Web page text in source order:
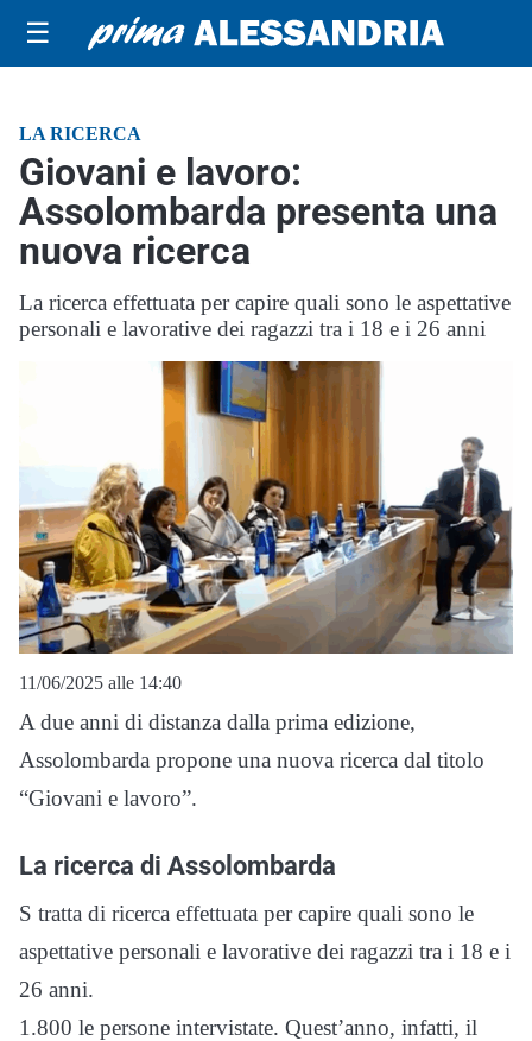
☰
LA RICERCA
Giovani e lavoro:
Assolombarda presenta una
nuova ricerca
La ricerca effettuata per capire quali sono le aspettative
personali e lavorative dei ragazzi tra i 18 e i 26 anni
11/06/2025 alle 14:40
A due anni di distanza dalla prima edizione,
Assolombarda propone una nuova ricerca dal titolo
“Giovani e lavoro”.
La ricerca di Assolombarda
S tratta di ricerca effettuata per capire quali sono le
aspettative personali e lavorative dei ragazzi tra i 18 e i
26 anni.
1.800 le persone intervistate. Quest’anno, infatti, il